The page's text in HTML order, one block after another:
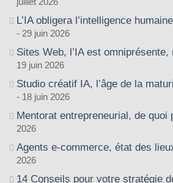
L’IA obligera l’intelligence
29 juin 2026
Sites Web, l’IA est
19 juin 2026
Studio créatif IA, l’âge de la
18 juin 2026
Mentorat entrepreneurial, de quoi
2026
Agents e-commerce, état des
2026
14 Conseils pour votre stratégie